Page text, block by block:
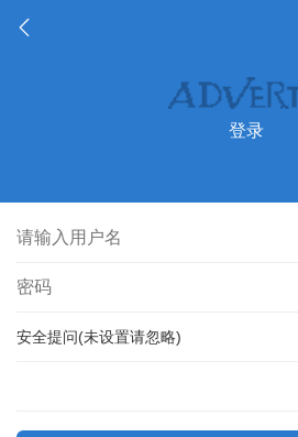
登录
安全提问(未设置请忽略)